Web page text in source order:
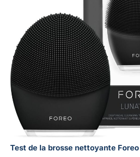
Test de la brosse nettoyante